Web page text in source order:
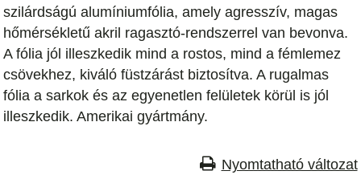
szilárdságú alumíniumfólia, amely agresszív, magas
hőmérsékletű akril ragasztó-rendszerrel van bevonva.
A fólia jól illeszkedik mind a rostos, mind a fémlemez
csövekhez, kiváló füstzárást biztosítva. A rugalmas
fólia a sarkok és az egyenetlen felületek körül is jól
illeszkedik. Amerikai gyártmány.
Nyomtatható változat